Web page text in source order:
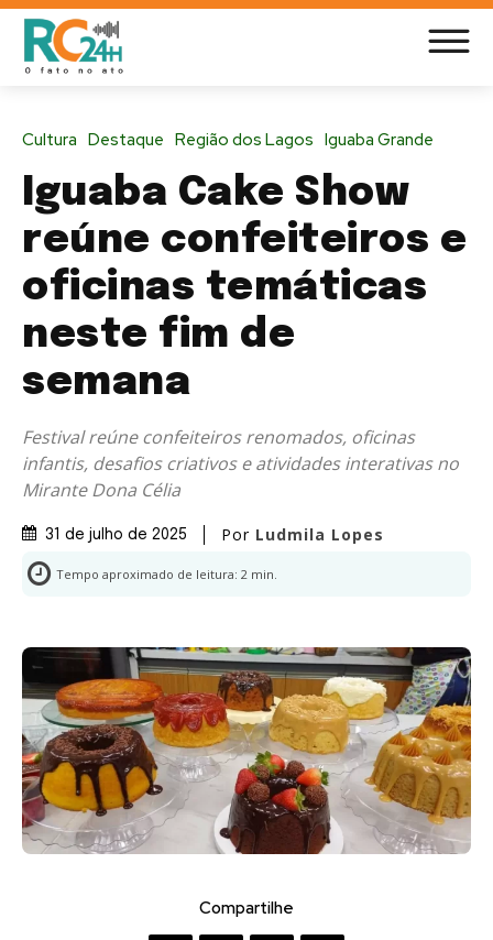
Cultura Destaque Região dos Lagos Iguaba Grande
Iguaba Cake Show
reúne confeiteiros e
oficinas temáticas
neste fim de
semana
Festival reúne confeiteiros renomados, oficinas
infantis, desafios criativos e atividades interativas no
Mirante Dona Célia
31 de julho de 2025 Por Ludmila Lopes
Tempo aproximado de leitura: 2 min.
Compartilhe